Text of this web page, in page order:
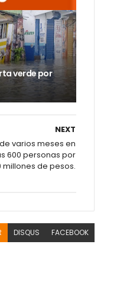
verde por
NEXT
varios meses en
600 personas por
millones de pesos.
DISQUS FACEBOOK